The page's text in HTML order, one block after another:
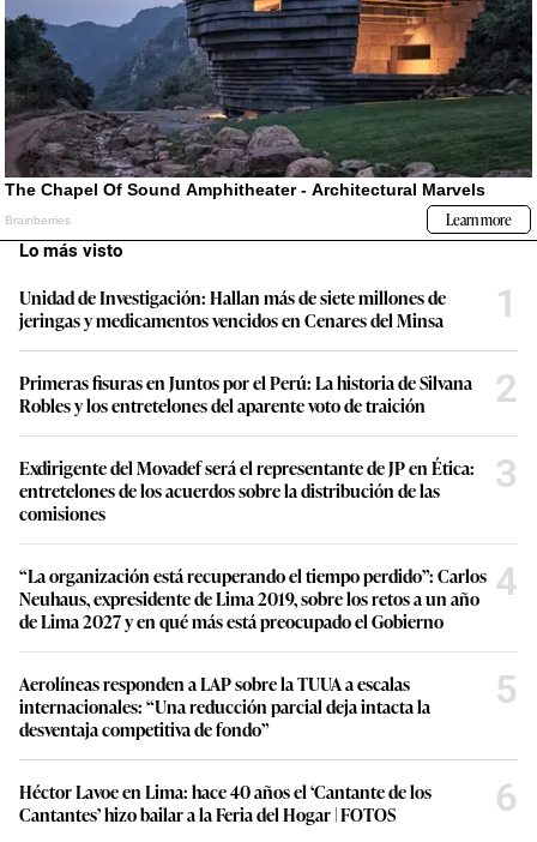
Lo más visto
Unidad de Investigación: Hallan más de siete millones de
jeringas y medicamentos vencidos en Cenares del Minsa
1
Primeras fisuras en Juntos por el Perú: La historia de Silvana
Robles y los entretelones del aparente voto de traición
2
Exdirigente del Movadef será el representante de JP en Ética:
entretelones de los acuerdos sobre la distribución de las
comisiones
3
“La organización está recuperando el tiempo perdido”: Carlos
Neuhaus, expresidente de Lima 2019, sobre los retos a un año
de Lima 2027 y en qué más está preocupado el Gobierno
4
Aerolíneas responden a LAP sobre la TUUA a escalas
internacionales: “Una reducción parcial deja intacta la
desventaja competitiva de fondo”
5
Héctor Lavoe en Lima: hace 40 años el ‘Cantante de los
Cantantes’ hizo bailar a la Feria del Hogar | FOTOS
6